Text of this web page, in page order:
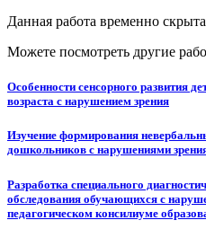
Данная работа временно
Можете посмотреть другие
Особенности сенсорного развития
возраста с нарушением зрения
Изучение формирования
дошкольников с нарушениями
Разработка специального
обследования обучающихся с
педагогическом консилиуме